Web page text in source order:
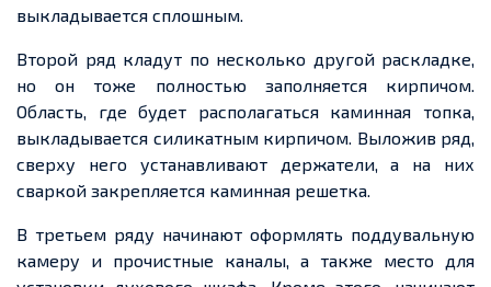
выкладывается сплошным.
Второй ряд кладут по несколько другой раскладке,
но он тоже полностью заполняется кирпичом.
Область, где будет располагаться каминная топка,
выкладывается силикатным кирпичом. Выложив ряд,
сверху него устанавливают держатели, а на них
сваркой закрепляется каминная решетка.
В третьем ряду начинают оформлять поддувальную
камеру и прочистные каналы, а также место для